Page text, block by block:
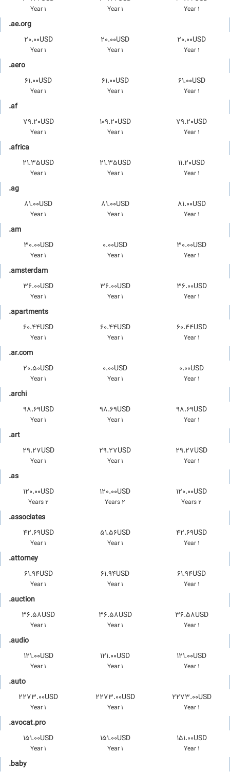
1 Year
1 Year
1 Year
.ae.org
20.00USD
1 Year
20.00USD
1 Year
20.00USD
1 Year
.aero
61.00USD
1 Year
61.00USD
1 Year
61.00USD
1 Year
.af
79.20USD
1 Year
109.20USD
1 Year
79.20USD
1 Year
.africa
11.20USD
1 Year
21.35USD
1 Year
21.35USD
1 Year
.ag
81.00USD
1 Year
81.00USD
1 Year
81.00USD
1 Year
.am
30.00USD
1 Year
0.00USD
1 Year
30.00USD
1 Year
.amsterdam
36.00USD
1 Year
36.00USD
1 Year
36.00USD
1 Year
.apartments
60.44USD
1 Year
60.44USD
1 Year
60.44USD
1 Year
.ar.com
0.00USD
1 Year
0.00USD
1 Year
20.50USD
1 Year
.archi
98.69USD
1 Year
98.69USD
1 Year
98.69USD
1 Year
.art
29.27USD
1 Year
29.27USD
1 Year
29.27USD
1 Year
.as
120.00USD
2 Years
120.00USD
2 Years
120.00USD
2 Years
.associates
42.69USD
1 Year
51.56USD
1 Year
42.69USD
1 Year
.attorney
61.94USD
1 Year
61.94USD
1 Year
61.94USD
1 Year
.auction
36.58USD
1 Year
36.58USD
1 Year
36.58USD
1 Year
.audio
121.00USD
1 Year
121.00USD
1 Year
121.00USD
1 Year
.auto
2273.00USD
1 Year
2273.00USD
1 Year
2273.00USD
1 Year
.avocat.pro
151.00USD
1 Year
151.00USD
1 Year
151.00USD
1 Year
.baby